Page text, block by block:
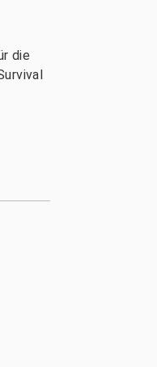
die